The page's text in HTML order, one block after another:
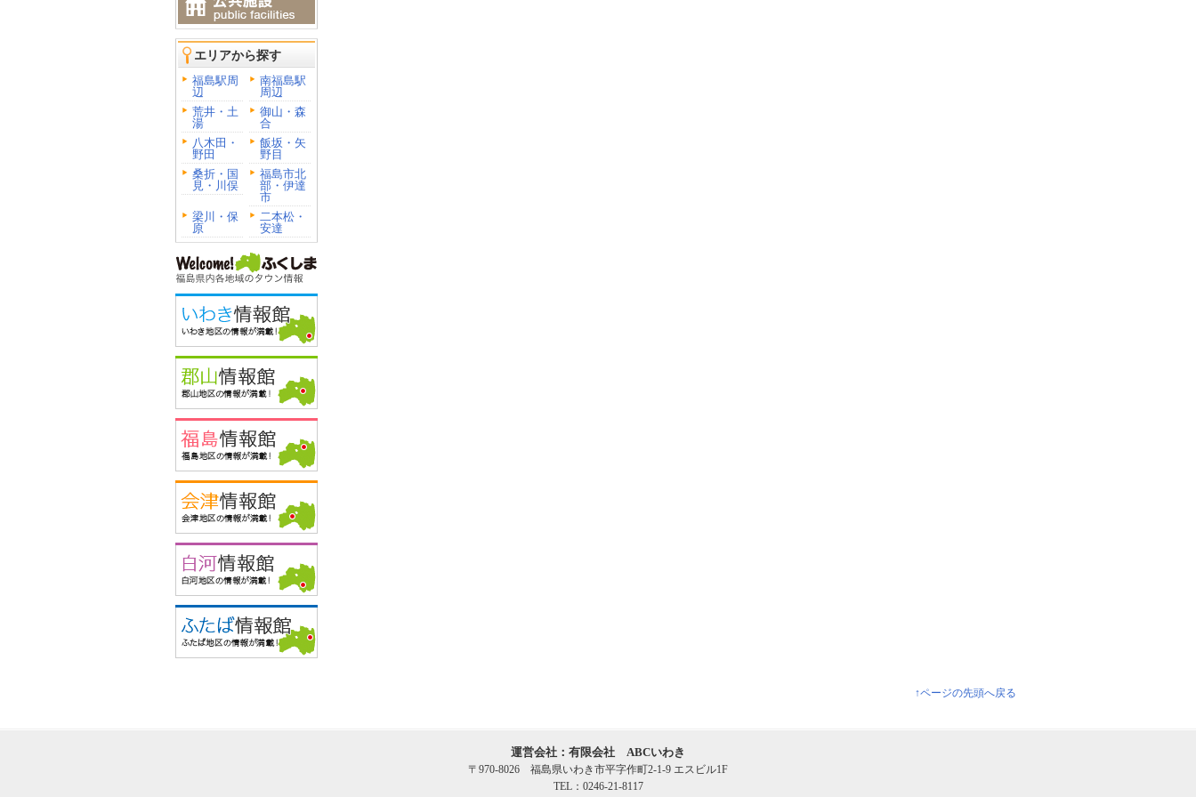
エリアから探す
福島駅周
辺
南福島駅
周辺
荒井・土
湯
御山・森
合
八木田・
野田
飯坂・矢
野目
桑折・国
見・川俣
福島市北
部・伊達
市
梁川・保
原
二本松・
安達
↑ページの先頭へ戻る
運営会社：有限会社 ABCいわき
〒970-8026 福島県いわき市平字作町2-1-9 エスビル1F
TEL：0246-21-8117